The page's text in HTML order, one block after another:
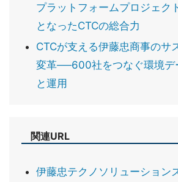
プラットフォームプロジェク
となったCTCの総合力
CTCが支える伊藤忠商事のサ
変革──600社をつなぐ環境デ
と運用
関連URL
伊藤忠テクノソリューション